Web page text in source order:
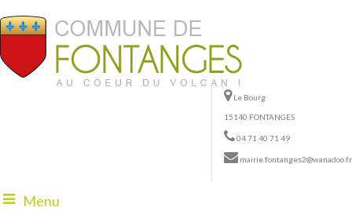
Le Bourg
15140 FONTANGES
04 71 40 71 49
mairie.fontanges2@wanadoo.fr
Menu